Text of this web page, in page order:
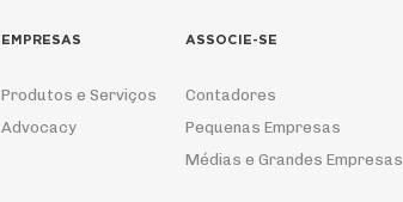
EMPRESAS
Produtos e Serviços
Advocacy
ASSOCIE-SE
Contadores
Pequenas Empresas
Médias e Grandes Empresas